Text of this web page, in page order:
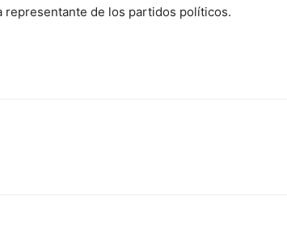
representante de los partidos políticos.